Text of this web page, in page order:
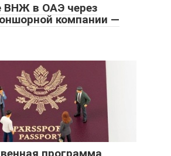
ВНЖ в ОАЭ через
компании —
программа